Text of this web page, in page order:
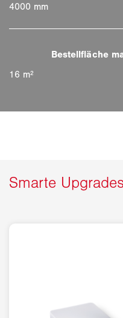
4000 mm
16 m²